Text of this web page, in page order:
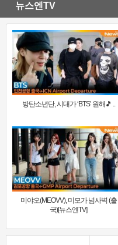
뉴스엔TV
방탄소년단, 시대가 ‘BTS’ 원해🎵 ..
미야오(MEOVV), 미모가 넘사벽 (출
국)[뉴스엔TV]